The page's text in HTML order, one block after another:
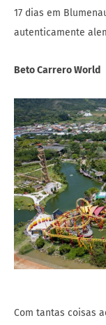
17 dias em
autenticamente
Beto Carrero World
Com tantas coisas